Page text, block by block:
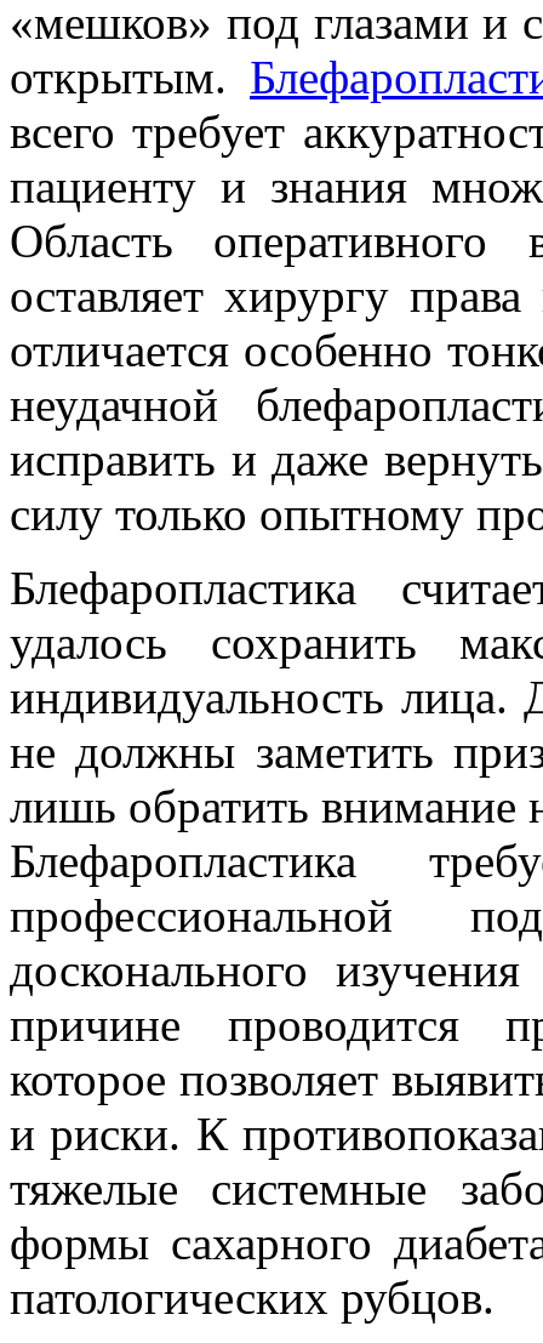
«мешков» под глазами и
открытым.
всего требует
пациенту и знания
Область
оставляет хирургу
отличается особенно
неудачной
исправить и даже
силу только опытному
Блефаропластика
удалось сохранить
индивидуальность
не должны заметить
лишь обратить внимание
Блефаропластика
профессиональной
досконального
причине проводится
которое позволяет
и риски. К
тяжелые системные
формы сахарного
патологических рубцов.